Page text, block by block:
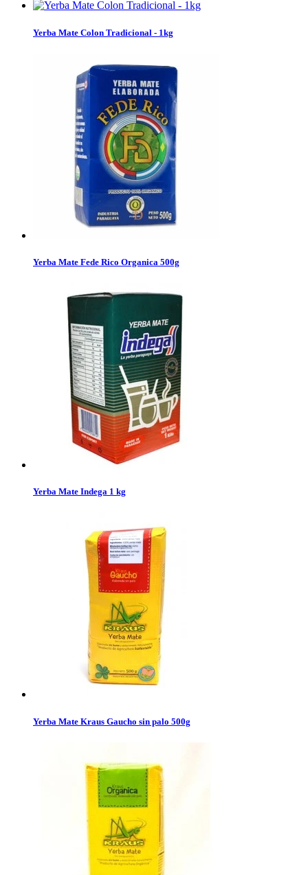
Yerba Mate Colon Tradicional - 1kg
Yerba Mate Fede Rico Organica 500g
Yerba Mate Indega 1 kg
Yerba Mate Kraus Gaucho sin palo 500g